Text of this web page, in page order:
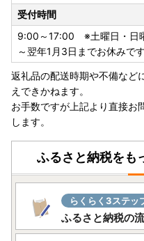
全自動コーヒーメーカー
【TBS系日曜劇場「グラ
が使用されました‼】
2019年に放送されたTBS
京」にて、燕市産のカト
11月10日放送）から、こ
具として使用されました。
優れたデザイン・品質を
で、ぜひご覧ください。
燕市を応援いただいた方
受付時間
9:00～17:00 ※土曜日・日
～翌年1月3日までお休みです
返礼品の配送時期や不備など
えできかねます。
お手数ですが上記より直接お
します。
ふるさと納税をも
らくらく3ステッ
ふるさと納税の